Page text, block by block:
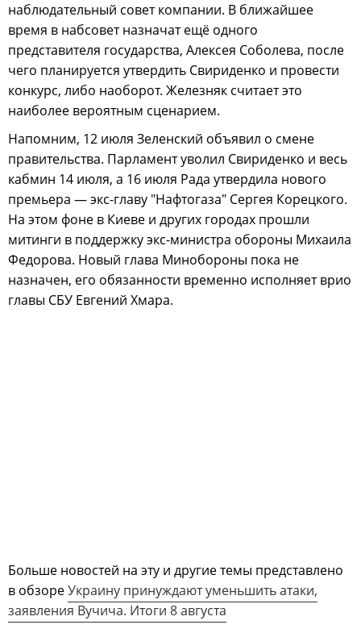
наблюдательный совет компании. В ближайшее
время в набсовет назначат ещё одного
представителя государства, Алексея Соболева, после
чего планируется утвердить Свириденко и провести
конкурс, либо наоборот. Железняк считает это
наиболее вероятным сценарием.
Напомним, 12 июля Зеленский объявил о смене
правительства. Парламент уволил Свириденко и весь
кабмин 14 июля, а 16 июля Рада утвердила нового
премьера — экс-главу "Нафтогаза" Сергея Корецкого.
На этом фоне в Киеве и других городах прошли
митинги в поддержку экс-министра обороны Михаила
Федорова. Новый глава Минобороны пока не
назначен, его обязанности временно исполняет врио
главы СБУ Евгений Хмара.
Больше новостей на эту и другие темы представлено
в обзореУкраину принуждают уменьшить атаки,
заявления Вучича. Итоги 8 августа